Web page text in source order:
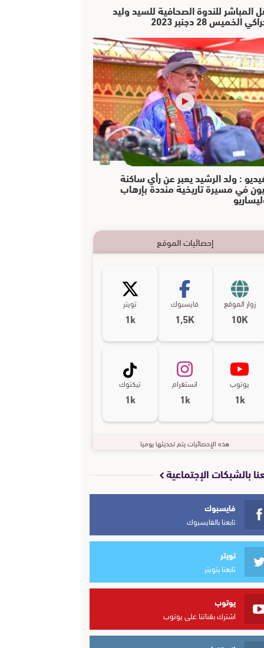
المباشر للندوة الصحافية للسيد وليد
الخميس 28 دجنبر 2023
: ولد الرشيد يعبر عن رأي ساكنة
في مسيرة تاريخية منددة بإرهاب
إحصائيات الموقع
زوار الموقع
10K
فايسبوك
1,5K
تويتر
1k
يوتوب
1k
انستغرام
1k
تيكتوك
1k
هذه الإحصائيات يتم تحديثها يوميا
بالشبكات الإجتماعية
فايسبوك
تابعنا بالفايسبوك
تويتر
تابعنا بتويتر
يوتوب
اشترك بقناتنا على يوتوب